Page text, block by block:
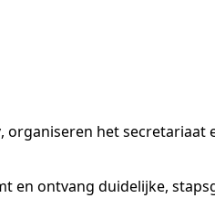
, organiseren het secretariaat
ontvang duidelijke,